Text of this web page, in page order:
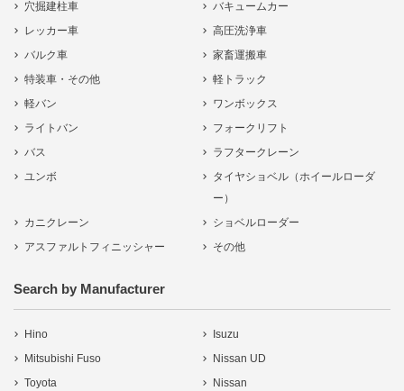
穴掘建柱車
バキュームカー
レッカー車
高圧洗浄車
バルク車
家畜運搬車
特装車・その他
軽トラック
軽バン
ワンボックス
ライトバン
フォークリフト
バス
ラフタークレーン
ユンボ
タイヤショベル（ホイールローダ
ー）
カニクレーン
ショベルローダー
アスファルトフィニッシャー
その他
Search by Manufacturer
Hino
Isuzu
Mitsubishi Fuso
Nissan UD
Toyota
Nissan